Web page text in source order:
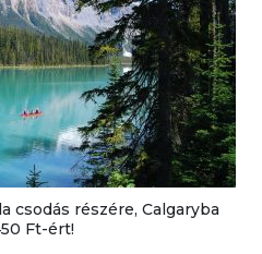
csodás részére, Calgaryba
Ft-ért!